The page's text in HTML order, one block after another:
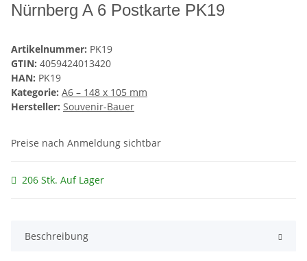
Nürnberg A 6 Postkarte PK19
Artikelnummer: PK19
GTIN: 4059424013420
HAN: PK19
Kategorie: A6 – 148 x 105 mm
Hersteller: Souvenir-Bauer
Preise nach Anmeldung sichtbar
206 Stk. Auf Lager
Beschreibung